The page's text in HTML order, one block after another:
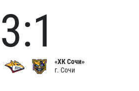
3:1
«ХК Сочи»
г. Сочи